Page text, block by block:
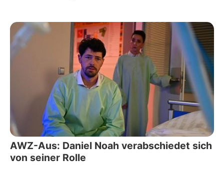
AWZ-Aus: Daniel Noah verabschiedet sich
von seiner Rolle